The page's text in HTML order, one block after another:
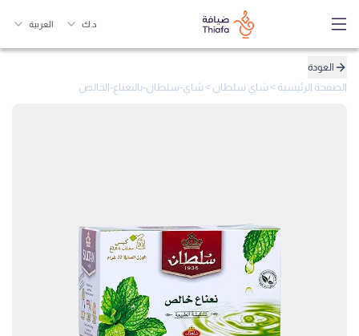
د.ك العربية
العودة
الصفحة الرئيسية > شاي سلطان > شاي-سلطان-بالنعناع-الخالص